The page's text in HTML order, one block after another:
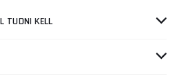
TUDNI KELL